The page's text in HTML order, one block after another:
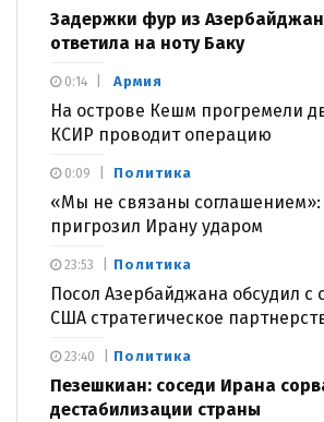
Задержки фур из
ответила на ноту Баку
Армия
На острове Кешм прогремели
КСИР проводит операцию
0:14
Политика
«Мы не связаны соглашением»:
пригрозил Ирану ударом
0:09
Политика
Посол Азербайджана обсудил с
США стратегическое
23:53
Политика
Пезешкиан: соседи Ирана
дестабилизации страны
23:40